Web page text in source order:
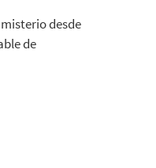
desde
de